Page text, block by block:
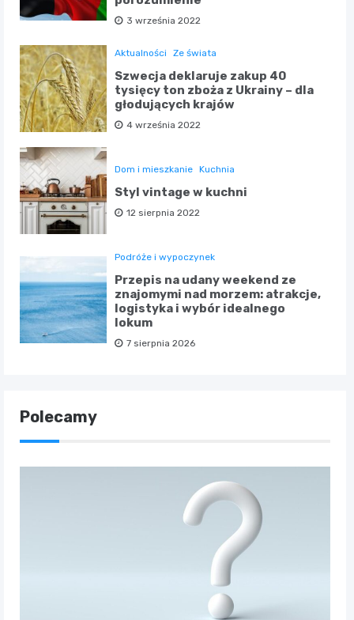
3 września 2022
Aktualności Ze świata
Szwecja deklaruje zakup 40
tysięcy ton zboża z Ukrainy – dla
głodujących krajów
4 września 2022
Dom i mieszkanie Kuchnia
Styl vintage w kuchni
12 sierpnia 2022
Podróże i wypoczynek
Przepis na udany weekend ze
znajomymi nad morzem: atrakcje,
logistyka i wybór idealnego
lokum
7 sierpnia 2026
Polecamy